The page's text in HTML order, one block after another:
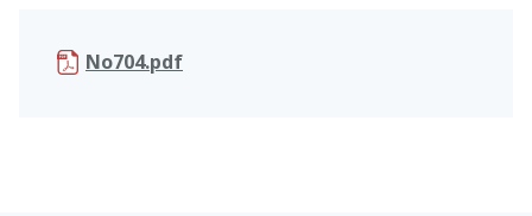
No704.pdf